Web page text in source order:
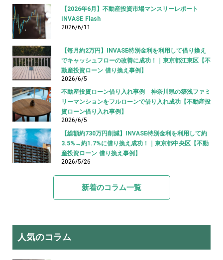
【2026年6月】不動産投資市場マンスリーレポート
INVASE Flash
2026/6/11
【毎月約2万円】INVASE特別金利を利用して借り換え
でキャッシュフローの改善に成功！｜東京都江東区【不
動産投資ローン 借り換え事例】
2026/6/5
不動産投資ローン借り入れ事例 神奈川県の築浅ファミ
リーマンションをフルローンで借り入れ成功【不動産投
資ローン借り入れ事例】
2026/6/5
【総額約730万円削減】INVASE特別金利を利用して約
3.5%→約1.7%に借り換え成功！｜東京都中央区【不動
産投資ローン 借り換え事例】
2026/5/26
新着のコラム一覧
人気のコラム